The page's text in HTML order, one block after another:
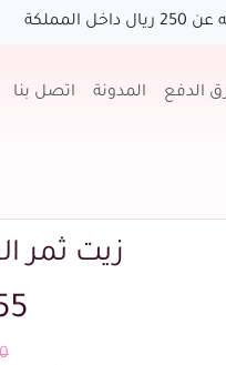
الدفع المدونة اتصل بنا
زيت ثمر